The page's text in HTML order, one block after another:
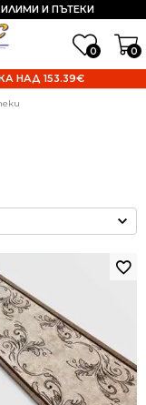
0 0
И ПЪТЕКИ
НАД 153.39€